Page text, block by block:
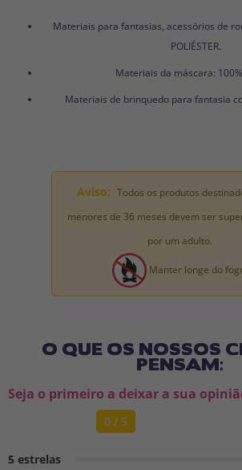
Materiais para fantasias, acessórios de
POLIÉSTER.
Materiais da máscara: 100%
Materiais de brinquedo para fantasia
Aviso: Todos os produtos
menores de 36 meses devem ser
por um adulto.
Manter longe do
O QUE OS NOSSOS
PENSAM:
Seja o primeiro a deixar a sua
0 / 5
5 estrelas